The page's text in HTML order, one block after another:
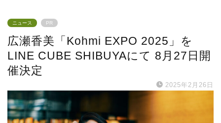
ニュース PR
広瀬香美「Kohmi EXPO 2025」を
LINE CUBE SHIBUYAにて 8月27日開
催決定
2025年2月26日